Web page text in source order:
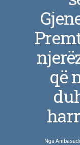
që
Nga